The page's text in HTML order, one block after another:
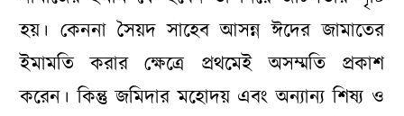
হয়। কেননা সৈয়দ সাহেব আসন্ন ঈদের জামাতের
ইমামতি করার ক্ষেত্রে প্রথমেই অসম্মতি প্রকাশ
করেন। কিন্তু জমিদার মহোদয় এবং অন্যান্য শিষ্য ও